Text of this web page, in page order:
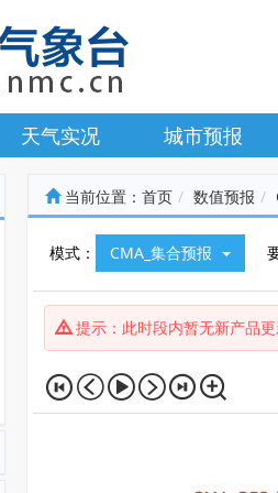
天气实况 城市预报
当前位置： 首页 数值预报
模式： CMA_集合预报
提示：此时段内暂无新产品